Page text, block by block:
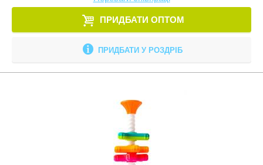
ПРИДБАТИ ОПТОМ
ПРИДБАТИ У РОЗДРІБ